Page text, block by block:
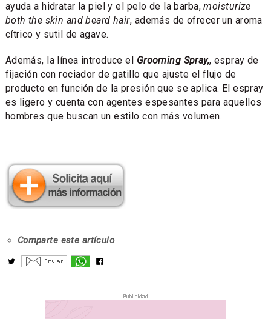
ayuda a hidratar la piel y el pelo de la barba,moisturize
both the skin and beard hair, además de ofrecer un aroma
cítrico y sutil de agave.
Además, la línea introduce el Grooming Spray,, espray de
fijación con rociador de gatillo que ajuste el flujo de
producto en función de la presión que se aplica. El espray
es ligero y cuenta con agentes espesantes para aquellos
hombres que buscan un estilo con más volumen.
Comparte este artículo